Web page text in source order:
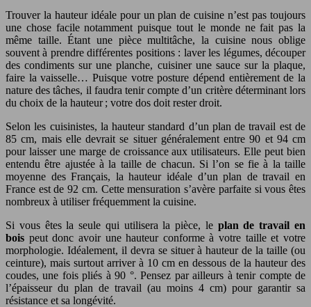
Trouver la hauteur idéale pour un plan de cuisine n’est pas toujours
une chose facile notamment puisque tout le monde ne fait pas la
même taille. Étant une pièce multitâche, la cuisine nous oblige
souvent à prendre différentes positions : laver les légumes, découper
des condiments sur une planche, cuisiner une sauce sur la plaque,
faire la vaisselle… Puisque votre posture dépend entièrement de la
nature des tâches, il faudra tenir compte d’un critère déterminant lors
du choix de la hauteur ; votre dos doit rester droit.
Selon les cuisinistes, la hauteur standard d’un plan de travail est de
85 cm, mais elle devrait se situer généralement entre 90 et 94 cm
pour laisser une marge de croissance aux utilisateurs. Elle peut bien
entendu être ajustée à la taille de chacun. Si l’on se fie à la taille
moyenne des Français, la hauteur idéale d’un plan de travail en
France est de 92 cm. Cette mensuration s’avère parfaite si vous êtes
nombreux à utiliser fréquemment la cuisine.
Si vous êtes la seule qui utilisera la pièce, le plan de travail en
bois peut donc avoir une hauteur conforme à votre taille et votre
morphologie. Idéalement, il devra se situer à hauteur de la taille (ou
ceinture), mais surtout arriver à 10 cm en dessous de la hauteur des
coudes, une fois pliés à 90 °. Pensez par ailleurs à tenir compte de
l’épaisseur du plan de travail (au moins 4 cm) pour garantir sa
résistance et sa longévité.